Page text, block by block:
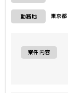
勤務地 東京都
案件内容